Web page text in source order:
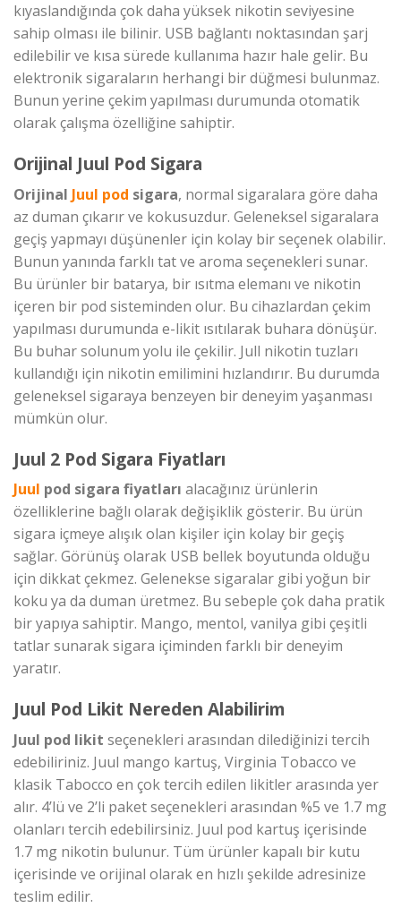
kıyaslandığında çok daha yüksek nikotin seviyesine
sahip olması ile bilinir. USB bağlantı noktasından şarj
edilebilir ve kısa sürede kullanıma hazır hale gelir. Bu
elektronik sigaraların herhangi bir düğmesi bulunmaz.
Bunun yerine çekim yapılması durumunda otomatik
olarak çalışma özelliğine sahiptir.
Orijinal Juul Pod Sigara
Orijinal Juul pod sigara, normal sigaralara göre daha
az duman çıkarır ve kokusuzdur. Geleneksel sigaralara
geçiş yapmayı düşünenler için kolay bir seçenek olabilir.
Bunun yanında farklı tat ve aroma seçenekleri sunar.
Bu ürünler bir batarya, bir ısıtma elemanı ve nikotin
içeren bir pod sisteminden olur. Bu cihazlardan çekim
yapılması durumunda e-likit ısıtılarak buhara dönüşür.
Bu buhar solunum yolu ile çekilir. Jull nikotin tuzları
kullandığı için nikotin emilimini hızlandırır. Bu durumda
geleneksel sigaraya benzeyen bir deneyim yaşanması
mümkün olur.
Juul 2 Pod Sigara Fiyatları
Juul pod sigara fiyatları alacağınız ürünlerin
özelliklerine bağlı olarak değişiklik gösterir. Bu ürün
sigara içmeye alışık olan kişiler için kolay bir geçiş
sağlar. Görünüş olarak USB bellek boyutunda olduğu
için dikkat çekmez. Gelenekse sigaralar gibi yoğun bir
koku ya da duman üretmez. Bu sebeple çok daha pratik
bir yapıya sahiptir. Mango, mentol, vanilya gibi çeşitli
tatlar sunarak sigara içiminden farklı bir deneyim
yaratır.
Juul Pod Likit Nereden Alabilirim
Juul pod likit seçenekleri arasından dilediğinizi tercih
edebiliriniz. Juul mango kartuş, Virginia Tobacco ve
klasik Tabocco en çok tercih edilen likitler arasında yer
alır. 4’lü ve 2’li paket seçenekleri arasından %5 ve 1.7 mg
olanları tercih edebilirsiniz. Juul pod kartuş içerisinde
1.7 mg nikotin bulunur. Tüm ürünler kapalı bir kutu
içerisinde ve orijinal olarak en hızlı şekilde adresinize
teslim edilir.